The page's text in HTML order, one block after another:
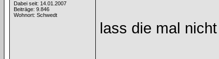
Dabei seit: 14.01.2007
Beiträge: 9.846
Wohnort: Schwedt
lass die mal